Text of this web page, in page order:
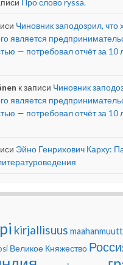
Про слово ryssä.
Чиновник заподозрил, что
является
— потребовал отчёт за 10
к записи Чиновник
является
— потребовал отчёт за 10
Эйно Генрихович Карху:
kirjallisuus
Великое Княжество